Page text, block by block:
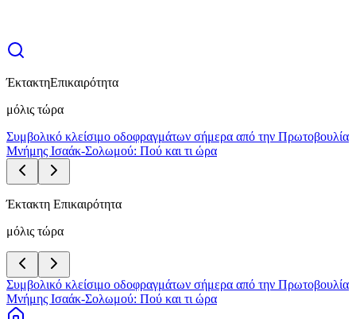
ΈκτακτηΕπικαιρότητα
μόλις τώρα
Συμβολικό κλείσιμο οδοφραγμάτων σήμερα από την Πρωτοβουλία
Μνήμης Ισαάκ-Σολωμού: Πού και τι ώρα
Έκτακτη Επικαιρότητα
μόλις τώρα
Συμβολικό κλείσιμο οδοφραγμάτων σήμερα από την Πρωτοβουλία
Μνήμης Ισαάκ-Σολωμού: Πού και τι ώρα